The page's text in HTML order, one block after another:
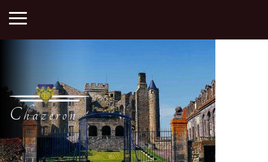
Activités
Histoire
Chazeron